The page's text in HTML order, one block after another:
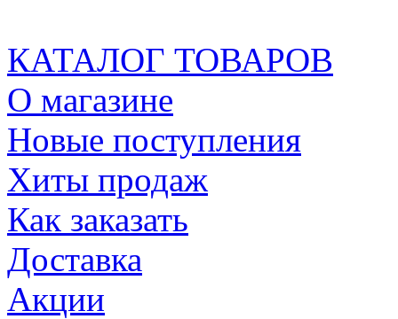
КАТАЛОГ ТОВАРОВ
О магазине
Новые поступления
Хиты продаж
Как заказать
Доставка
Акции